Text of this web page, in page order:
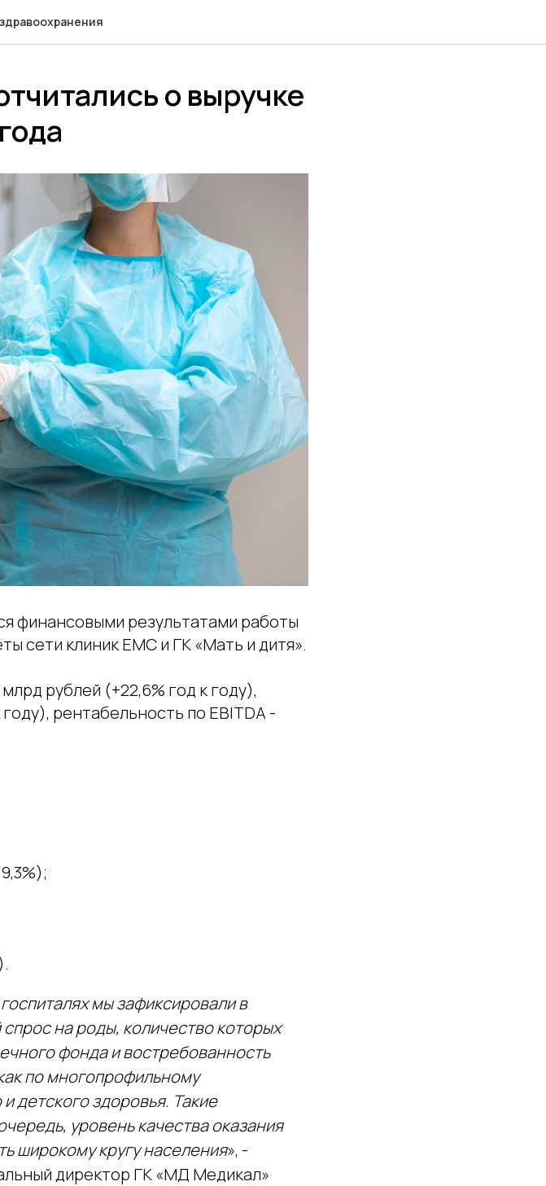
о выручке
финансовыми результатами работы
сети клиник ЕМС и ГК «Мать и дитя».
рублей (+22,6% год к году),
рентабельность по EBITDA -
мы зафиксировали в
на роды, количество которых
фонда и востребованность
по многопрофильному
детского здоровья. Такие
уровень качества оказания
широкому кругу населения», -
директор ГК «МД Медикал»